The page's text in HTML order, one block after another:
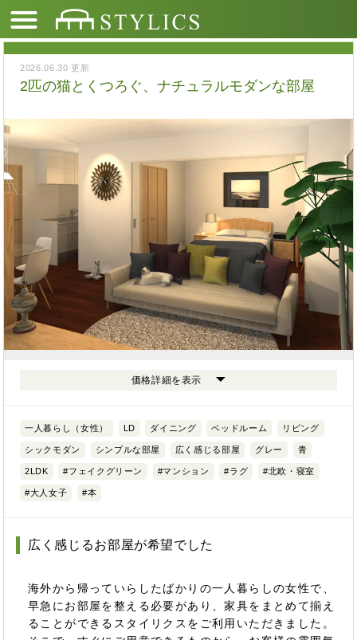
2026.06.30 更新
2匹の猫とくつろぐ、ナチュラルモダンな部屋
価格詳細を表示
一人暮らし（女性） LD ダイニング ベッドルーム リビング
シックモダン シンプルな部屋 広く感じる部屋 グレー 青
2LDK #フェイクグリーン #マンション #ラグ #北欧・寝室
#大人女子 #本
広く感じるお部屋が希望でした
海外から帰っていらしたばかりの一人暮らしの女性で、
早急にお部屋を整える必要があり、家具をまとめて揃え
ることができるスタイリクスをご利用いただきました。